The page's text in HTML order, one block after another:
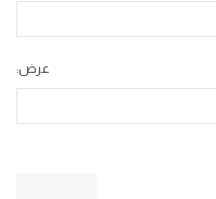
عرض: